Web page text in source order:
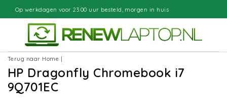
uur besteld, morgen in huis
Terug naar Home
HP Dragonfly Chromebook i7
9Q701EC